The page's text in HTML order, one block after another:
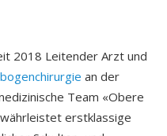
2018 Leitender Arzt und
an der
Team «Obere
erstklassige